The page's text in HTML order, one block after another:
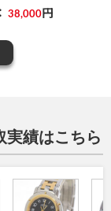
38,000 円
実績はこちら